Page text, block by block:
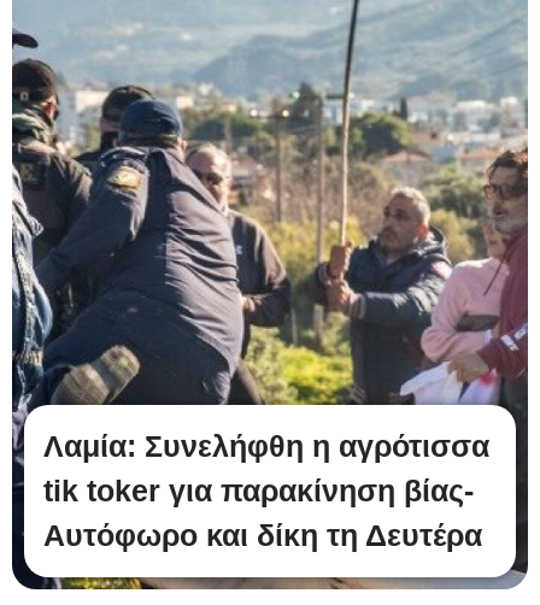
Λαμία: Συνελήφθη η αγρότισσα
tik toker για παρακίνηση βίας-
Αυτόφωρο και δίκη τη Δευτέρα